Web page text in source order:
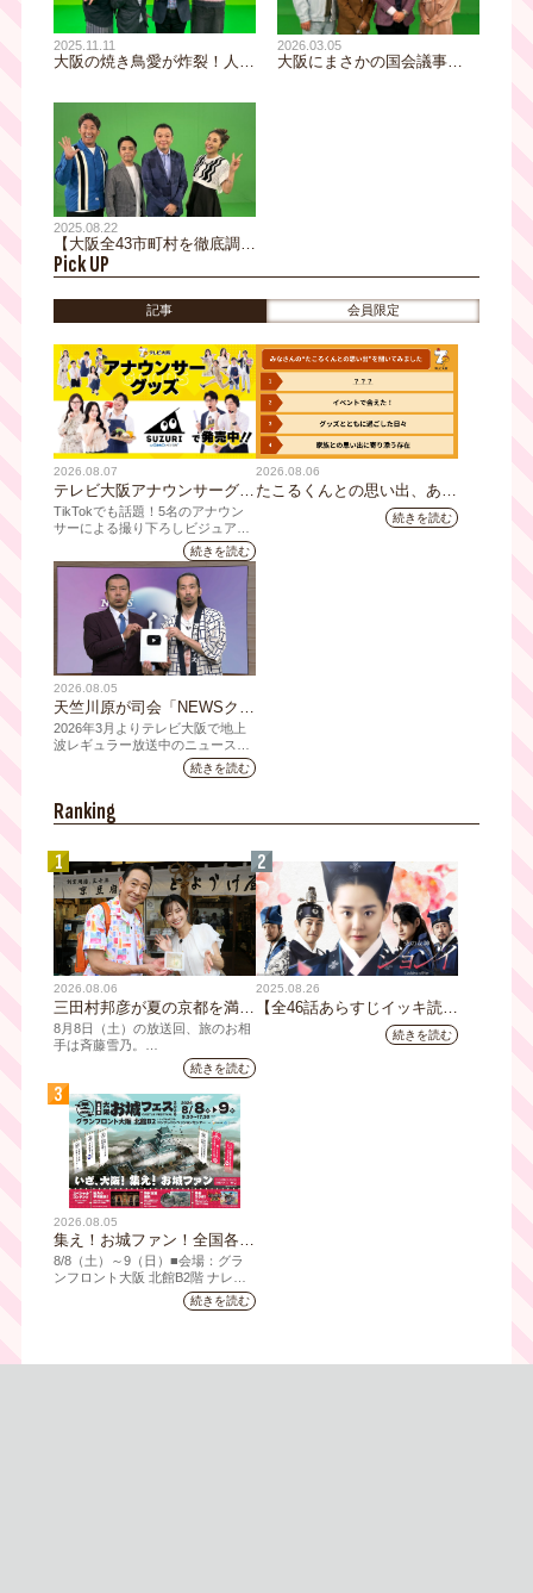
2025.11.11
大阪の焼き鳥愛が炸裂！人口
村ランキング』
2026.03.05
大阪にまさかの国会議事
2025.08.22
【大阪全43市町村を徹底調
査！】焼肉好き必見！驚きの
ランキング＆地元で愛される
名店の秘密を大公開！
Pick UP
記事 会員限定
2026.08.07
テレビ大阪アナウンサーグッ
ズの新商品 8月8日(土)に発
売！ テーマは「個性全開」5
人それぞれの"らしさ"を詰め
込んだアイテムが登場
TikTokでも話題！5名のアナウン
サーによる撮り下ろしビジュアル
を使用した新グッズを発売続きを読む
2026.08.06
たこるくんとの思い出、あり
ますか？会員のみなさんに聞
続きを読む
2026.08.05
天竺川原が司会「NEWSクラ
イシス」チャンネル登録者数
10万人突破！テレビ大阪の番
組史上最速記録を更新
2026年3月よりテレビ大阪で地上
波レギュラー放送中のニュース番
組「NEWSクライシス」が、この
たび2026年7月12日(日)に、
人を達成しました。
続きを読む
Ranking
1
2026.08.06
三田村邦彦が夏の京都を満喫
｜太っ腹な「無限朝食」、住
宅街の隠れ家・角打ち、売り
切れ御免の夏の名物を堪能！
三田村大絶賛！暑い時こそ食
べたい絶品四川料理も
8月8日（土）の放送回、旅のお相
手は斉藤雪乃。
「おとな旅あるき旅」は毎週土曜
夕方6:30～放送。三田村邦彦が訪
れた先の土地を歩いて、地元の美
味や美酒、風景を味わい、そして
地元の人々とのふれあいの中から
感じたことを伝える“おとなのため
の”旅番組です。
今回は夏の京都へ。五感で愉し
む、雅な伝統×心潤す美味いもん
続きを読む
2
2025.08.26
【全46話あらすじイッキ読
み】韓国ドラマ『火の女神
ジョンイ』｜テレビ大阪 9
続きを読む
3
2026.08.05
集え！お城ファン！全国各地
のお城PRブースが群雄割
拠！『大阪・お城フェス
2026』、いよいよ8/8（土）
8/8（⼟）～9（日）■会場：グラ
ンフロント⼤阪 北館B2階 ナレッ
ジキャピタル コングレコンベンシ
ョンセンター ⼤⼈ 前売1,400円
続きを読む